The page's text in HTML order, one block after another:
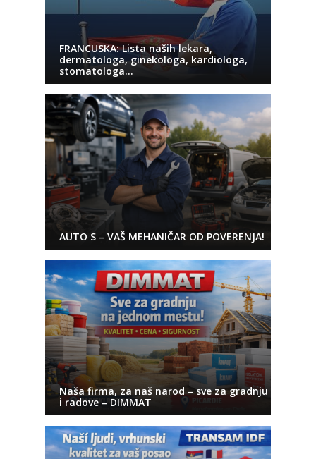
FRANCUSKA: Lista naših lekara,
dermatologa, ginekologa, kardiologa,
stomatologa…
AUTO S – VAŠ MEHANIČAR OD POVERENJA!
Naša firma, za naš narod – sve za gradnju
i radove – DIMMAT